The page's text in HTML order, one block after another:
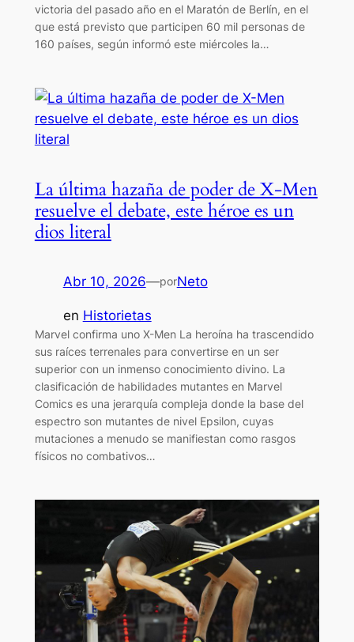
victoria del pasado año en el Maratón de Berlín, en el
que está previsto que participen 60 mil personas de
160 países, según informó este miércoles la…
La última hazaña de poder de X-Men
resuelve el debate, este héroe es un
dios literal
Abr 10, 2026—porNeto
en Historietas
Marvel confirma uno X-Men La heroína ha trascendido
sus raíces terrenales para convertirse en un ser
superior con un inmenso conocimiento divino. La
clasificación de habilidades mutantes en Marvel
Comics es una jerarquía compleja donde la base del
espectro son mutantes de nivel Epsilon, cuyas
mutaciones a menudo se manifiestan como rasgos
físicos no combativos…